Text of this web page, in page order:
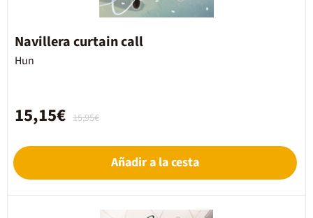
Navillera curtain call
Hun
15,95€
15,15€
Añadir a la cesta